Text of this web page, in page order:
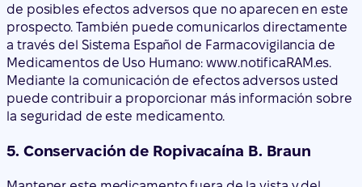
puede contribuir a proporcionar más información sobre
la seguridad de este medicamento.
5. Conservación de Ropivacaína B. Braun
Mantener este medicamento fuera de la vista y del
alcance de los niños.
No utilice este medicamento después de la fecha de
caducidad que aparece en el envase y la etiqueta
después de “CAD”. La fecha de caducidad es el último